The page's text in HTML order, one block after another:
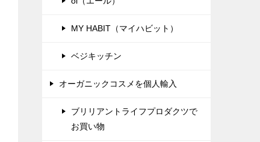
MY HABIT（マイハビット）
ベジキッチン
オーガニックコスメを個人輸入
ブリリアントライフプロダクツで
お買い物